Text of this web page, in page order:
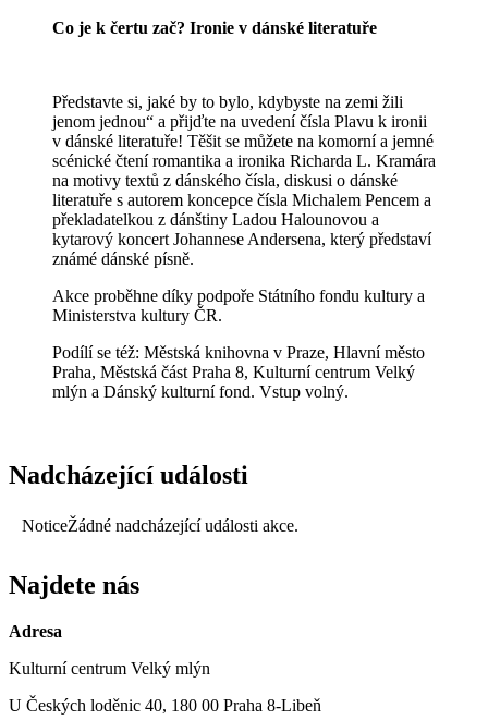
Co je k čertu zač? Ironie v dánské literatuře
Představte si, jaké by to bylo, kdybyste na zemi žili
jenom jednou“ a přijďte na uvedení čísla Plavu k ironii
v dánské literatuře! Těšit se můžete na komorní a jemné
scénické čtení romantika a ironika Richarda L. Kramára
na motivy textů z dánského čísla, diskusi o dánské
literatuře s autorem koncepce čísla Michalem Pencem a
překladatelkou z dánštiny Ladou Halounovou a
kytarový koncert Johannese Andersena, který představí
známé dánské písně.
Akce proběhne díky podpoře Státního fondu kultury a
Ministerstva kultury ČR.
Podílí se též: Městská knihovna v Praze, Hlavní město
Praha, Městská část Praha 8, Kulturní centrum Velký
mlýn a Dánský kulturní fond. Vstup volný.
Nadcházející události
NoticeŽádné nadcházející události akce.
Najdete nás
Adresa
Kulturní centrum Velký mlýn
U Českých loděnic 40, 180 00 Praha 8-Libeň